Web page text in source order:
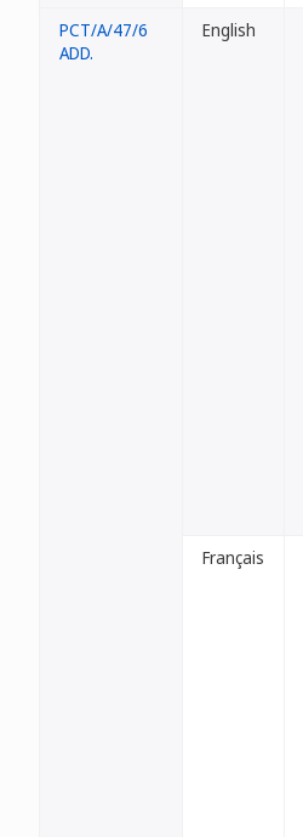
PCT/A/47/6
ADD.
English
Français